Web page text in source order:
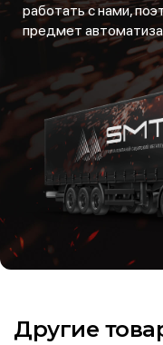
работать с нами,
предмет
Другие